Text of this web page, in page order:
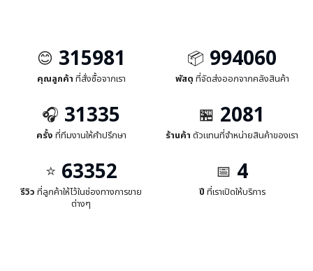
😊 315981
คุณลูกค้า ที่สั่งซื้อจากเรา
📦 994060
พัสดุ ที่จัดส่งออกจากคลังสินค้า
🎧 31335
ครั้ง ที่ทีมงานให้คำปรึกษา
🏪 2081
ร้านค้า ตัวแทนที่จำหน่ายสินค้าของเรา
⭐ 63352
รีวิว ที่ลูกค้าให้ไว้ในช่องทางการขาย
ต่างๆ
📅 4
ปี ที่เราเปิดให้บริการ